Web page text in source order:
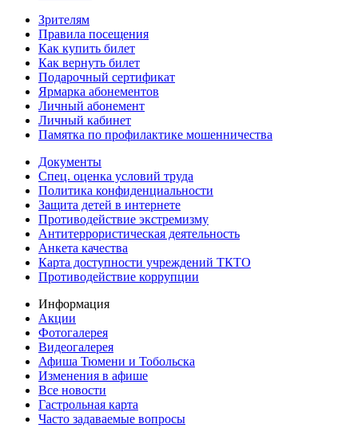
Зрителям
Правила посещения
Как купить билет
Как вернуть билет
Подарочный сертификат
Ярмарка абонементов
Личный абонемент
Личный кабинет
Памятка по профилактике мошенничества
Документы
Спец. оценка условий труда
Политика конфиденциальности
Защита детей в интернете
Противодействие экстремизму
Антитеррористическая деятельность
Анкета качества
Карта доступности учреждений ТКТО
Противодействие коррупции
Информация
Акции
Фотогалерея
Видеогалерея
Афиша Тюмени и Тобольска
Изменения в афише
Все новости
Гастрольная карта
Часто задаваемые вопросы